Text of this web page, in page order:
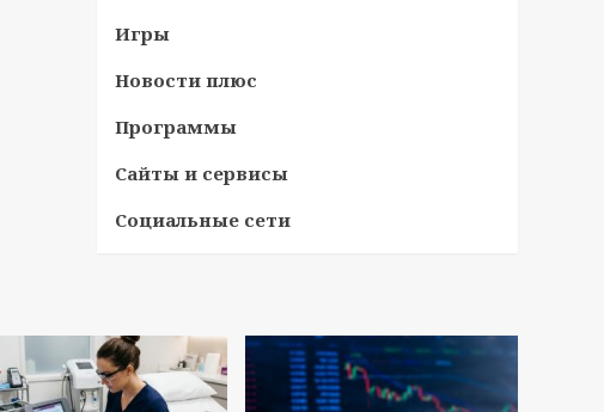
Игры
Новости плюс
Программы
Сайты и сервисы
Социальные сети